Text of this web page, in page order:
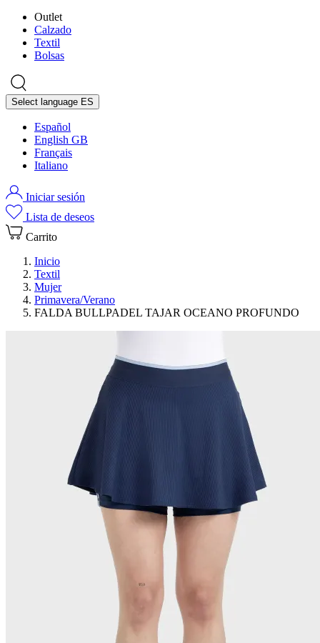
Outlet
Calzado
Textil
Bolsas
Select language ES
Español
English GB
Français
Italiano
Iniciar sesión
Lista de deseos
Carrito
Inicio
Textil
Mujer
Primavera/Verano
FALDA BULLPADEL TAJAR OCEANO PROFUNDO